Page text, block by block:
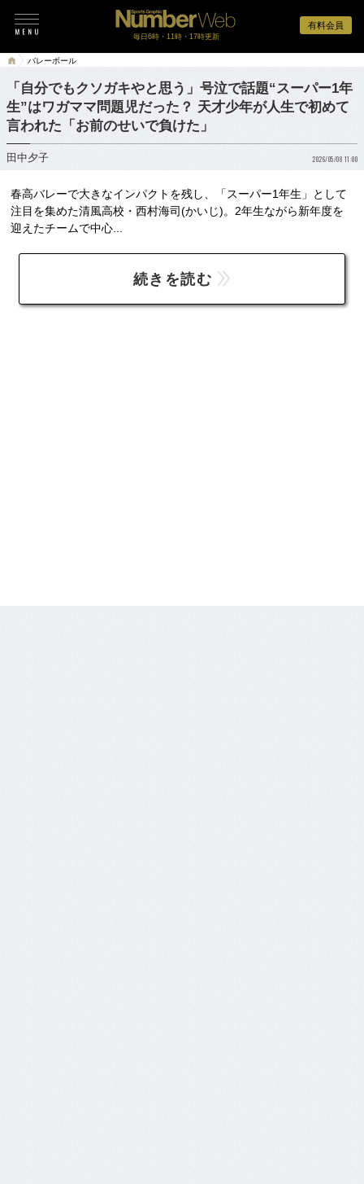
有料会員
毎日6時・11時・17時更新
バレーボール
「自分でもクソガキやと思う」号泣で話題“スーパー1年
生”はワガママ問題児だった？ 天才少年が人生で初めて
言われた「お前のせいで負けた」
田中夕子 2026/05/08 11:00
春高バレーで大きなインパクトを残し、「スーパー1年生」として
注目を集めた清風高校・西村海司(かいじ)。2年生ながら新年度を
迎えたチームで中心...
続きを読む